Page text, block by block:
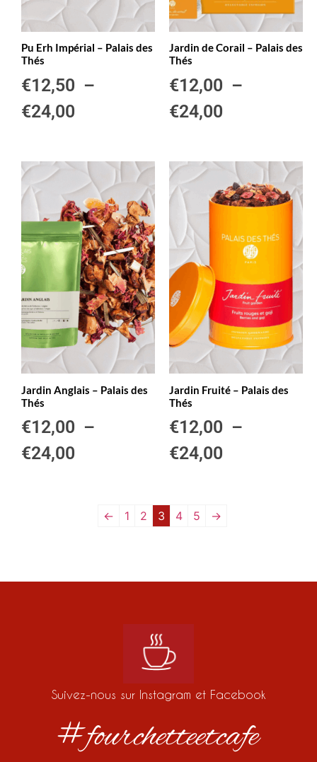
Pu Erh Impérial – Palais des
Thés
€12,50 –
€24,00
Jardin de Corail – Palais des
Thés
€12,00 –
€24,00
Jardin Anglais – Palais des
Thés
€12,00 –
€24,00
Jardin Fruité – Palais des
Thés
€12,00 –
€24,00
← 1 2 3 4 5 →
Suivez-nous sur Instagram et Facebook
#fourchetteetcafe